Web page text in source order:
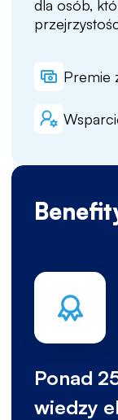
dla osób,
Premie
Ponad
wiedzy